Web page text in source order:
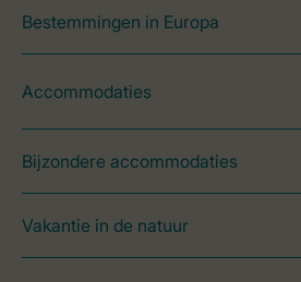
Bestemmingen in Europa
Accommodaties
Bijzondere accommodaties
Vakantie in de natuur